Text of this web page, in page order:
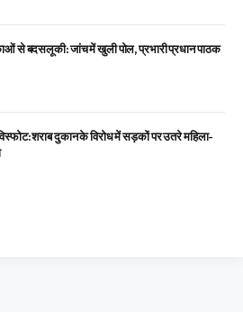
से बदसलूकी: जांच में खुली पोल, प्रभारी प्रधान पाठक
शराब दुकान के विरोध में सड़कों पर उतरे महिला-